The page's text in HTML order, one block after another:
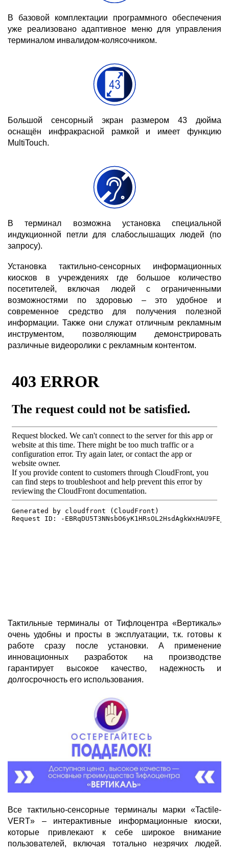
В базовой комплектации программного обеспечения
уже реализовано адаптивное меню для управления
терминалом инвалидом-колясочником.
Большой сенсорный экран размером 43 дюйма
оснащён инфракрасной рамкой и имеет функцию
MultiTouch.
В терминал возможна установка специальной
индукционной петли для слабослышащих людей (по
запросу).
Установка тактильно-сенсорных информационных
киосков в учреждениях где большое количество
посетителей, включая людей с ограниченными
возможностями по здоровью – это удобное и
современное средство для получения полезной
информации. Также они служат отличным рекламным
инструментом, позволяющим демонстрировать
различные видеоролики с рекламным контентом.
Тактильные терминалы от Тифлоцентра «Вертикаль»
очень удобны и просты в эксплуатации, т.к. готовы к
работе сразу после установки. А применение
инновационных разработок на производстве
гарантирует высокое качество, надежность и
долгосрочность его использования.
Все тактильно-сенсорные терминалы марки «Tactile-
VERT» – интерактивные информационные киоски,
которые привлекают к себе широкое внимание
пользователей, включая тотально незрячих людей.